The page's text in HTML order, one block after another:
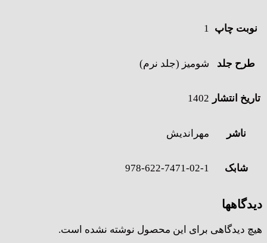
نوبت چاپ 1
طرح جلد شومیز (جلد نرم)
تاریخ انتشار 1402
ناشر مهراندیش
شابک 978-622-7471-02-1
دیدگاهها
هیچ دیدگاهی برای این محصول نوشته نشده است.